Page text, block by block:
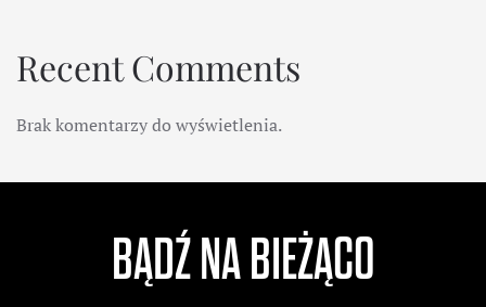
Recent Comments
Brak komentarzy do wyświetlenia.
BĄDŹ NA BIEŻĄCO